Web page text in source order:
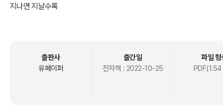
지나면 지날수록
PDF 형식의 전자법전을 제작하면서 시간을 최대한 절약하여 쉽고 빠
출판사
유페이퍼
출간일
전자책 : 2022-10-25
파일 형